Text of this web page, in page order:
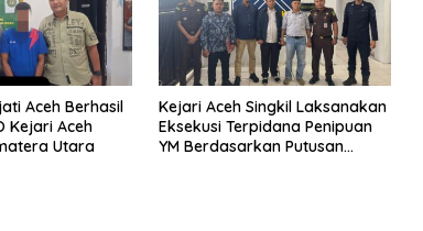
Aceh Berhasil
Kejari Aceh
Utara
Kejari Aceh Singkil Laksanakan
Eksekusi Terpidana Penipuan
YM Berdasarkan Putusan